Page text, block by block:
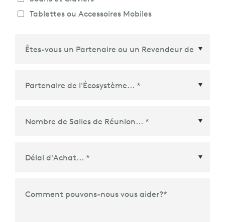
Tablettes ou Accessoires Mobiles
Partenaire de l'Écosystème
Comment pouvons-nous vous aider?*